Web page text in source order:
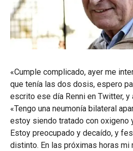
«Cumple complicado, ayer me
que tenía las dos dosis, espero
escrito ese día Renni en Twitter, y
«Tengo una neumonía bilateral
estoy siendo tratado con oxigeno
Estoy preocupado y decaído, y
distinto. En las próximas horas mi